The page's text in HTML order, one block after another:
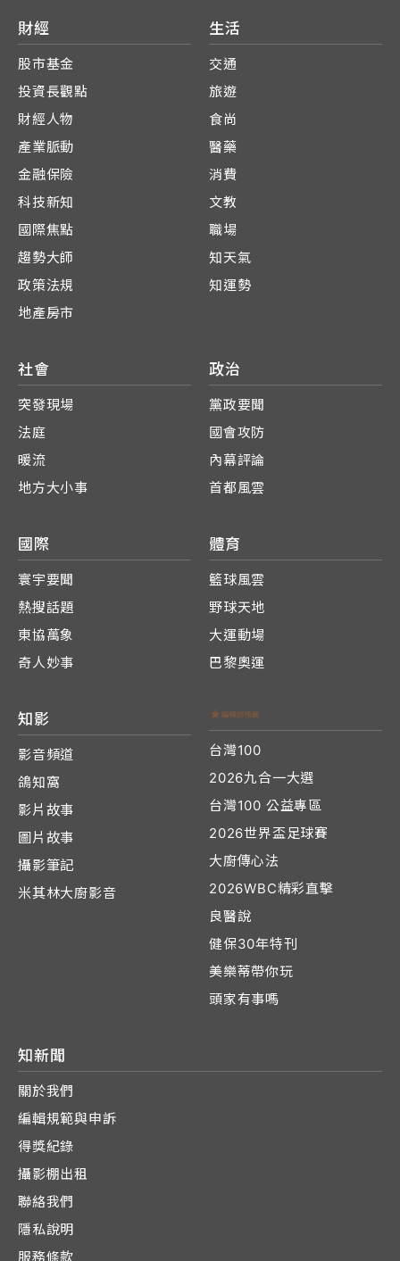
財經
股市基金
投資長觀點
財經人物
產業脈動
金融保險
科技新知
國際焦點
趨勢大師
政策法規
地產房市
生活
交通
旅遊
食尚
醫藥
消費
文教
職場
知天氣
知運勢
社會
突發現場
法庭
暖流
地方大小事
政治
黨政要聞
國會攻防
內幕評論
首都風雲
國際
寰宇要聞
熱搜話題
東協萬象
奇人妙事
體育
籃球風雲
野球天地
大運動場
巴黎奧運
知影
影音頻道
鴿知窩
影片故事
圖片故事
攝影筆記
米其林大廚影音
台灣100
2026九合一大選
台灣100 公益專區
2026世界盃足球賽
大廚傳心法
2026WBC精彩直擊
良醫說
健保30年特刊
美樂蒂帶你玩
頭家有事嗎
知新聞
關於我們
編輯規範與申訴
得獎紀錄
攝影棚出租
聯絡我們
隱私說明
服務條款